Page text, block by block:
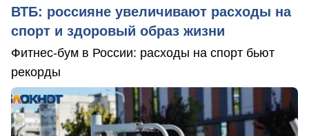
ВТБ: россияне увеличивают расходы на
спорт и здоровый образ жизни
Фитнес-бум в России: расходы на спорт бьют
рекорды